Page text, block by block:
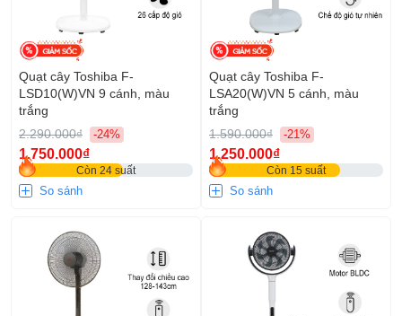
Quạt cây Toshiba F-
LSD10(W)VN 9 cánh, màu
trắng
2.290.000₫
-24%
1.750.000₫
Còn 24 suất
So sánh
Quạt cây Toshiba F-
LSA20(W)VN 5 cánh, màu
trắng
1.590.000₫
-21%
1.250.000₫
Còn 15 suất
So sánh